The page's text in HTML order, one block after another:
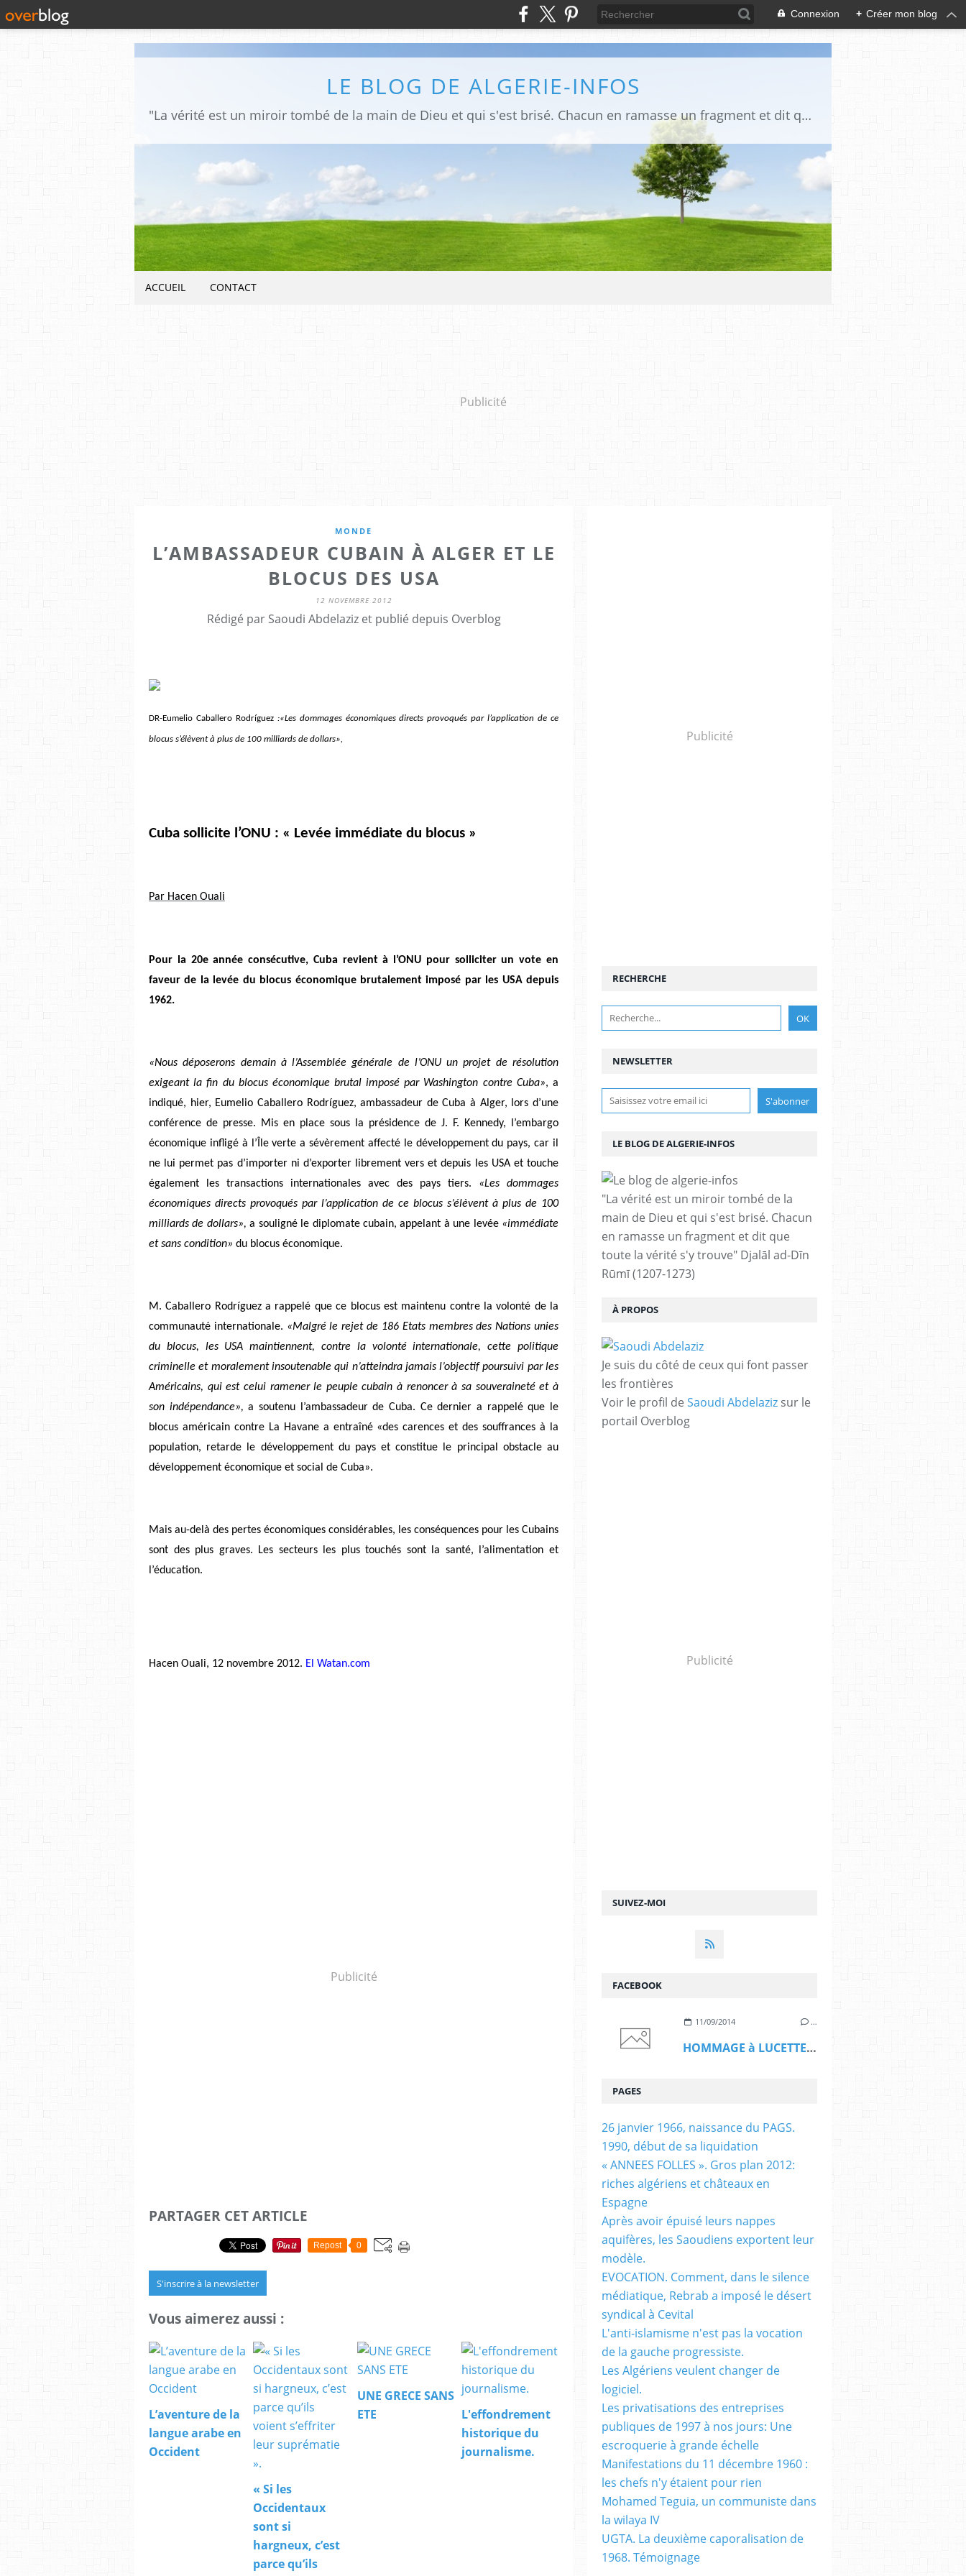
Connexion + Créer mon blog
LE BLOG DE ALGERIE-INFOS
"La vérité est un miroir tombé de la main de Dieu et qui s'est brisé. Chacun en ramasse un fragment et dit que toute la vérité s'y trouve" Djalāl ad-Dīn Rūmī (1207-1273)
ACCUEIL CONTACT
Publicité
MONDE
L’AMBASSADEUR CUBAIN À ALGER ET LE
BLOCUS DES USA
12 NOVEMBRE 2012
Rédigé par Saoudi Abdelaziz et publié depuis Overblog
DR-Eumelio Caballero Rodríguez :«Les dommages économiques directs provoqués par l’application de ce
blocus s’élèvent à plus de 100 milliards de dollars»,
Cuba sollicite l’ONU : « Levée immédiate du blocus »
Par Hacen Ouali
Pour la 20e année consécutive, Cuba revient à l’ONU pour solliciter un vote en
faveur de la levée du blocus économique brutalement imposé par les USA depuis
1962.
«Nous déposerons demain à l’Assemblée générale de l’ONU un projet de résolution
exigeant la fin du blocus économique brutal imposé par Washington contre Cuba», a
indiqué, hier, Eumelio Caballero Rodríguez, ambassadeur de Cuba à Alger, lors d’une
conférence de presse. Mis en place sous la présidence de J. F. Kennedy, l’embargo
économique infligé à l’Île verte a sévèrement affecté le développement du pays, car il
ne lui permet pas d’importer ni d’exporter librement vers et depuis les USA et touche
également les transactions internationales avec des pays tiers. «Les dommages
économiques directs provoqués par l’application de ce blocus s’élèvent à plus de 100
milliards de dollars», a souligné le diplomate cubain, appelant à une levée «immédiate
et sans condition» du blocus économique.
M. Caballero Rodríguez a rappelé que ce blocus est maintenu contre la volonté de la
communauté internationale. «Malgré le rejet de 186 Etats membres des Nations unies
du blocus, les USA maintiennent, contre la volonté internationale, cette politique
criminelle et moralement insoutenable qui n’atteindra jamais l’objectif poursuivi par les
Américains, qui est celui ramener le peuple cubain à renoncer à sa souveraineté et à
son indépendance», a soutenu l’ambassadeur de Cuba. Ce dernier a rappelé que le
blocus américain contre La Havane a entraîné «des carences et des souffrances à la
population, retarde le développement du pays et constitue le principal obstacle au
développement économique et social de Cuba».
Mais au-delà des pertes économiques considérables, les conséquences pour les Cubains
sont des plus graves. Les secteurs les plus touchés sont la santé, l’alimentation et
l’éducation.
Hacen Ouali, 12 novembre 2012. El Watan.com
Publicité
PARTAGER CET ARTICLE
Repost 0
S'inscrire à la newsletter
Vous aimerez aussi :
L’aventure de la
langue arabe en
Occident
« Si les
Occidentaux
sont si
hargneux, c’est
parce qu’ils
UNE GRECE SANS
ETE
L'effondrement
historique du
journalisme.
Publicité
NEWSLETTER
SUIVEZ-MOI
RECHERCHE
LE BLOG DE ALGERIE-INFOS
"La vérité est un miroir tombé de la
main de Dieu et qui s'est brisé. Chacun
en ramasse un fragment et dit que
toute la vérité s'y trouve" Djalāl ad-Dīn
Rūmī (1207-1273)
À PROPOS
Je suis du côté de ceux qui font passer
les frontières
Voir le profil de Saoudi Abdelaziz sur le
portail Overblog
Publicité
FACEBOOK
11/09/2014 …
HOMMAGE à LUCETTE HADJ ALI
PAGES
26 janvier 1966, naissance du PAGS.
1990, début de sa liquidation
« ANNEES FOLLES ». Gros plan 2012:
riches algériens et châteaux en
Espagne
Après avoir épuisé leurs nappes
aquifères, les Saoudiens exportent leur
modèle.
EVOCATION. Comment, dans le silence
médiatique, Rebrab a imposé le désert
syndical à Cevital
L'anti-islamisme n'est pas la vocation
de la gauche progressiste.
Les Algériens veulent changer de
logiciel.
Les privatisations des entreprises
publiques de 1997 à nos jours: Une
escroquerie à grande échelle
Manifestations du 11 décembre 1960 :
les chefs n'y étaient pour rien
Mohamed Teguia, un communiste dans
la wilaya IV
UGTA. La deuxième caporalisation de
1968. Témoignage